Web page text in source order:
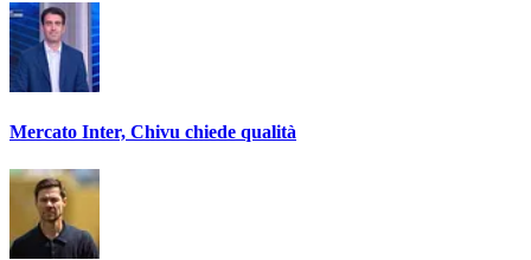
Mercato Inter, Chivu chiede qualità